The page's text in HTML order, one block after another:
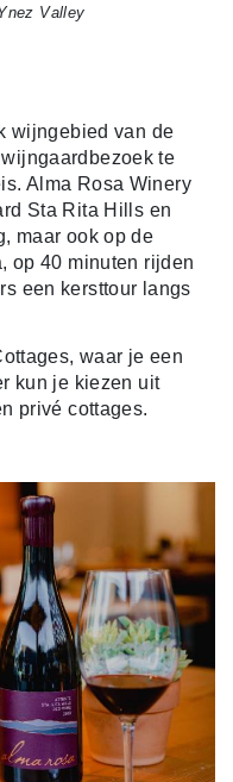
Valley
wijngebied van de
te
Alma Rosa Winery
Sta Rita Hills en
maar ook op de
op 40 minuten rijden
een kersttour langs
waar je een
kun je kiezen uit
privé cottages.